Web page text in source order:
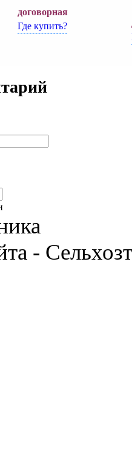
договорная
Где купить?
-